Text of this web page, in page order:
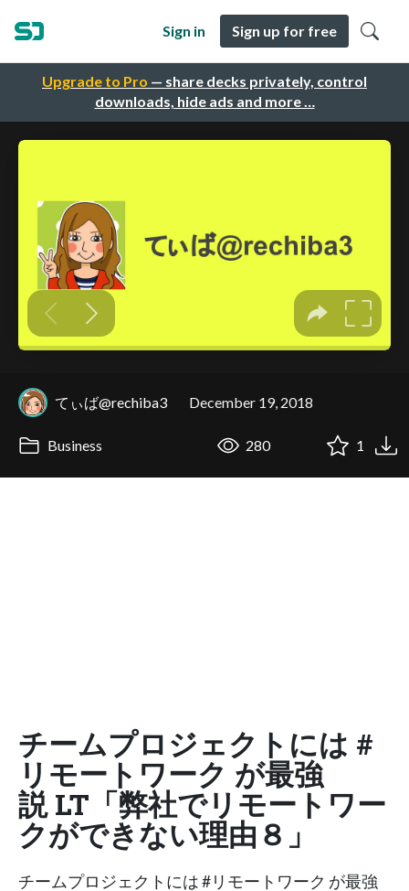
Upgrade to Pro — share decks privately, control
downloads, hide ads and more …
Sign in Sign up for free
てぃば@rechiba3 December 19, 2018
Business 280 1
チームプロジェクトには #
リモートワーク が最強
説 LT「弊社でリモートワー
クができない理由８」
チームプロジェクトには #リモートワーク が最強